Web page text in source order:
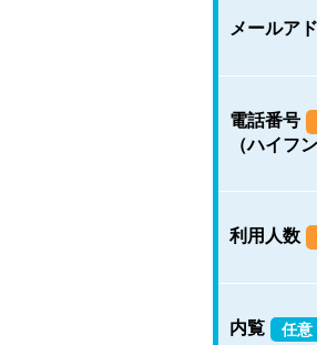
メールア
電話番号
（ハイフ
利用人数
内覧 任意